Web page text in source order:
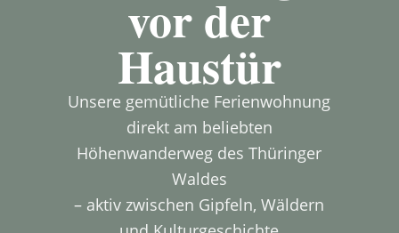
vor der
Haustür
Unsere gemütliche Ferienwohnung
direkt am beliebten
Höhenwanderweg des Thüringer
Waldes
– aktiv zwischen Gipfeln, Wäldern